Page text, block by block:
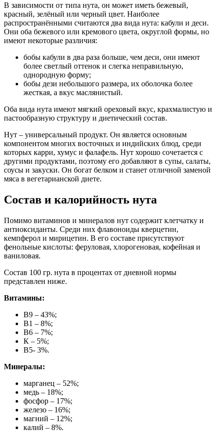
В зависимости от типа нута, он может иметь бежевый,
красный, зелёный или черный цвет. Наиболее
распространёнными считаются два вида нута: кабули и деси.
Они оба бежевого или кремового цвета, округлой формы, но
имеют некоторые различия:
бобы кабули в два раза больше, чем деси, они имеют
более светлый оттенок и слегка неправильную,
однородную форму;
бобы дези небольшого размера, их оболочка более
жесткая, а вкус маслянистый.
Оба вида нута имеют мягкий ореховый вкус, крахмалистую и
пастообразную структуру и диетический состав.
Нут – универсальный продукт. Он является основным
компонентом многих восточных и индийских блюд, среди
которых карри, хумус и фалафель. Нут хорошо сочетается с
другими продуктами, поэтому его добавляют в супы, салаты,
соусы и закуски. Он богат белком и станет отличной заменой
мяса в вегетарианской диете.
Состав и калорийность нута
Помимо витаминов и минералов нут содержит клетчатку и
антиоксиданты. Среди них флавоноиды кверцетин,
кемпферол и мирицетин. В его составе присутствуют
фенольные кислоты: феруловая, хлорогеновая, кофейная и
ваниловая.
Состав 100 гр. нута в процентах от дневной нормы
представлен ниже.
Витамины:
В9 – 43%;
В1 – 8%;
В6 – 7%;
К – 5%;
В5- 3%.
Минералы:
марганец – 52%;
медь – 18%;
фосфор – 17%;
железо – 16%;
магний – 12%;
калий – 8%.